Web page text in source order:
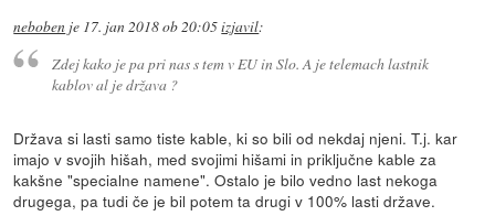
neboben je 17. jan 2018 ob 20:05izjavil:
Zdej kako je pa pri nas s tem v EU in Slo. A je telemach lastnik
kablov al je država ?
Država si lasti samo tiste kable, ki so bili od nekdaj njeni. T.j. kar
imajo v svojih hišah, med svojimi hišami in priključne kable za
kakšne "specialne namene". Ostalo je bilo vedno last nekoga
drugega, pa tudi če je bil potem ta drugi v 100% lasti države.